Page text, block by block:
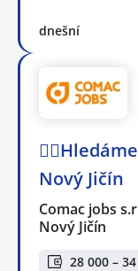
dnešní
Nový Jičín
Comac jobs
Nový Jičín
28 000 –